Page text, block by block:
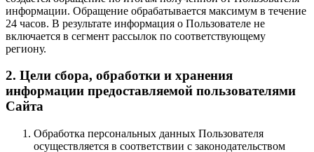
информации. Обращение обрабатывается максимум в течение
24 часов. В результате информация о Пользователе не
включается в сегмент рассылок по соответствующему
региону.
2. Цели сбора, обработки и хранения
информации предоставляемой пользователями
Сайта
Обработка персональных данных Пользователя
осуществляется в соответствии с законодательством